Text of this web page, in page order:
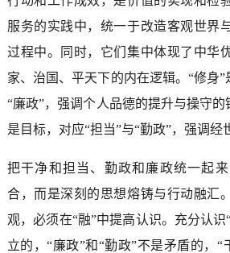
服务的实践中，统一于改造客观世界
过程中。同时，它们集中体现了中华
家、治国、平天下的内在逻辑。“修身”
“廉政”，强调个人品德的提升与操守的
是目标，对应“担当”与“勤政”，强调经
把干净和担当、勤政和廉政统一起
合，而是深刻的思想熔铸与行动融汇
观，必须在“融”中提高认识。充分认识
立的，“廉政”和“勤政”不是矛盾的，“